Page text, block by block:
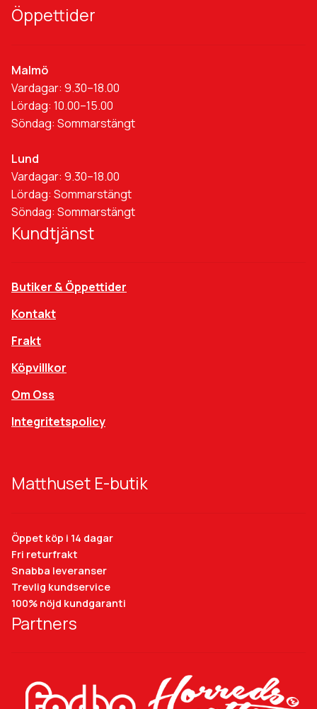
Öppettider
Malmö
Vardagar: 9.30–18.00
Lördag: 10.00–15.00
Söndag: Sommarstängt
Lund
Vardagar: 9.30–18.00
Lördag: Sommarstängt
Söndag: Sommarstängt
Kundtjänst
Butiker & Öppettider
Kontakt
Frakt
Köpvillkor
Om Oss
Integritetspolicy
Matthuset E-butik
Öppet köp i 14 dagar
Fri returfrakt
Snabba leveranser
Trevlig kundservice
100% nöjd kundgaranti
Partners